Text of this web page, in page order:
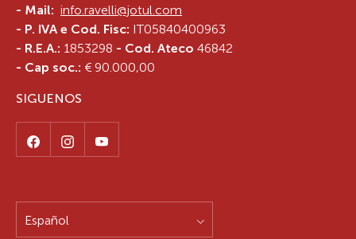
- Mail: info.ravelli@jotul.com
- P. IVA e Cod. Fisc: IT05840400963
- R.E.A.: 1853298 - Cod. Ateco 46842
- Cap soc.: € 90.000,00
SIGUENOS
Español